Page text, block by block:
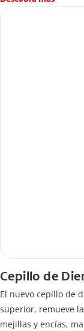
Cepillo de
El nuevo cepillo de
superior, remueve
mejillas y encías,